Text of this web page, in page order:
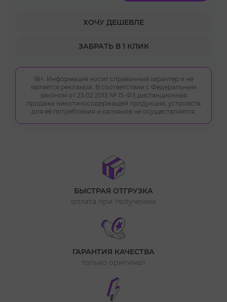
ХОЧУ ДЕШЕВЛЕ
ЗАБРАТЬ В 1 КЛИК
18+. Информация носит справочный характер и не
является рекламой. В соответствии с Федеральным
законом от 23.02.2013 № 15-ФЗ дистанционная
продажа никотиносодержащей продукции, устройств
для её потребления и кальянов не осуществляется.
БЫСТРАЯ ОТГРУЗКА
оплата при получении
ГАРАНТИЯ КАЧЕСТВА
только оригинал